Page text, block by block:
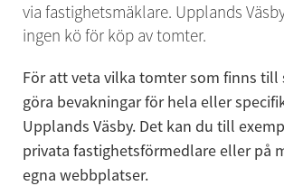
via fastighetsmäklare. Upplands
ingen kö för köp av tomter.
För att veta vilka tomter som finns till
göra bevakningar för hela eller
Upplands Väsby. Det kan du till
privata fastighetsförmedlare eller på
egna webbplatser.